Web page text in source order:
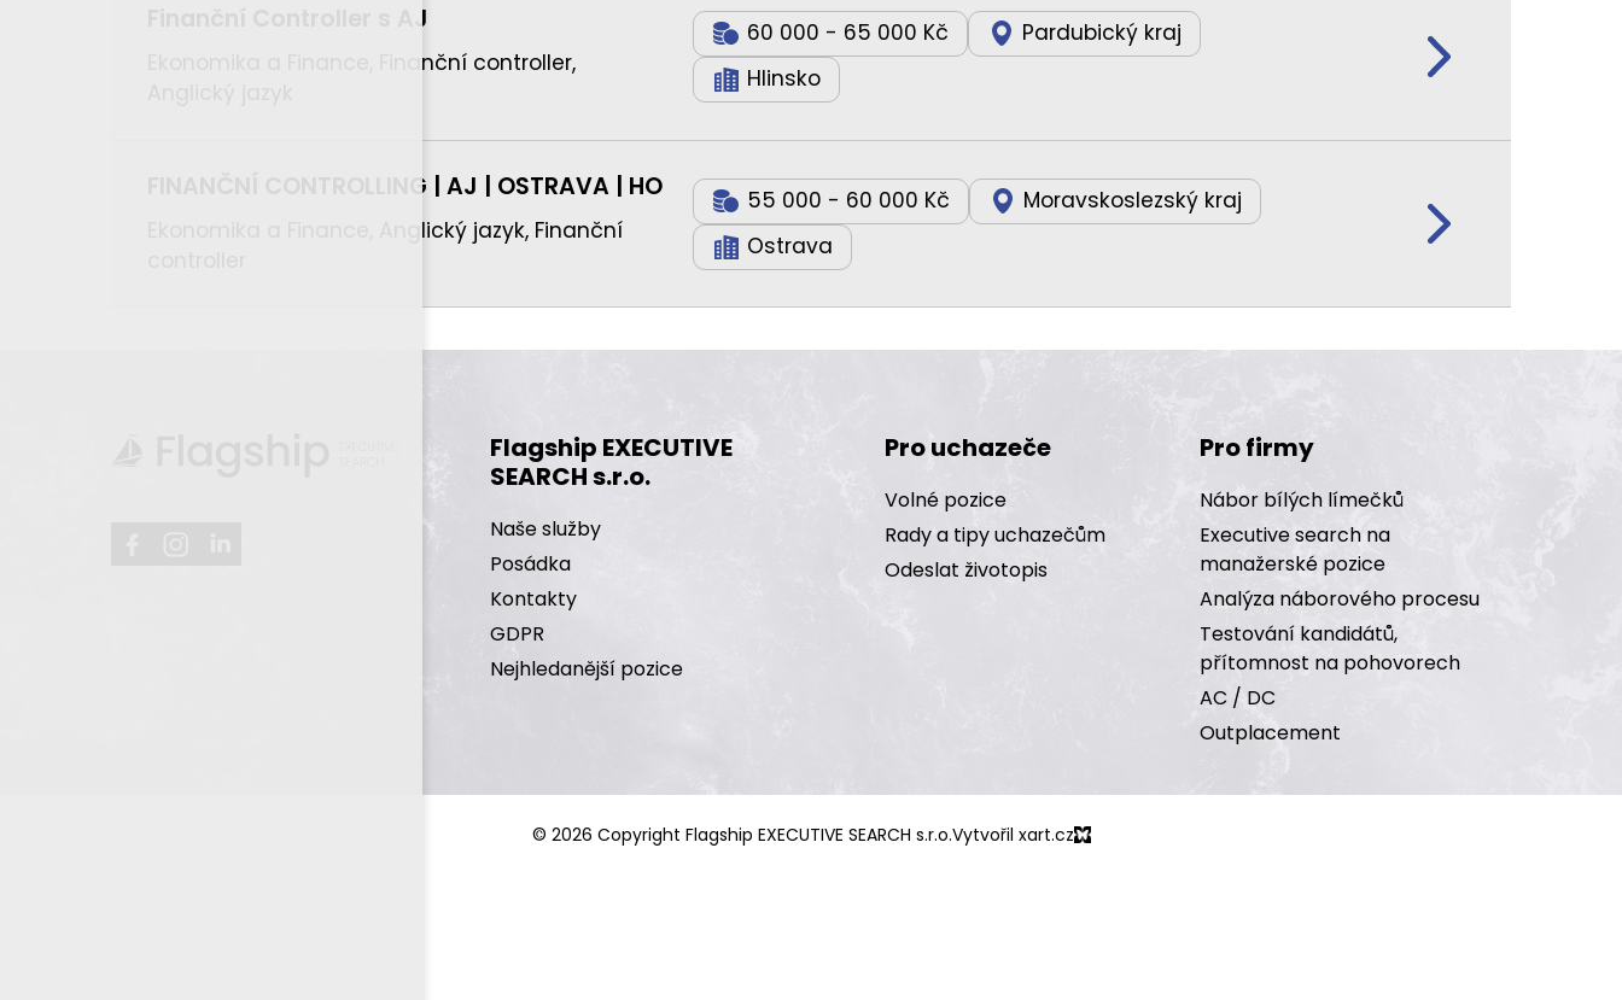
Finanční Controller s AJ
Ekonomika a Finance, Finanční controller,
60 000 - 65 000 Kč
Pardubický kraj
Hlinsko
FINANČNÍ CONTROLLING | AJ | OSTRAVA | HO
Ekonomika a Finance, Anglický jazyk, Finanční
55 000 - 60 000 Kč
Moravskoslezský kraj
Ostrava
Flagship EXECUTIVE
SEARCH s.r.o.
Naše služby
Posádka
Kontakty
GDPR
Nejhledanější pozice
Pro uchazeče
Volné pozice
Rady a tipy uchazečům
Odeslat životopis
Pro firmy
Nábor bílých límečků
Executive search na
manažerské pozice
Analýza náborového procesu
Testování kandidátů,
přítomnost na pohovorech
AC / DC
Outplacement
© 2026 Copyright Flagship EXECUTIVE SEARCH s.r.o.Vytvořil xart.cz